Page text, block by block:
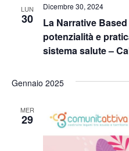
LUN
30
La Narrative
potenzialità e
sistema salute –
Dicembre 30, 2024
Gennaio 2025
MER
29